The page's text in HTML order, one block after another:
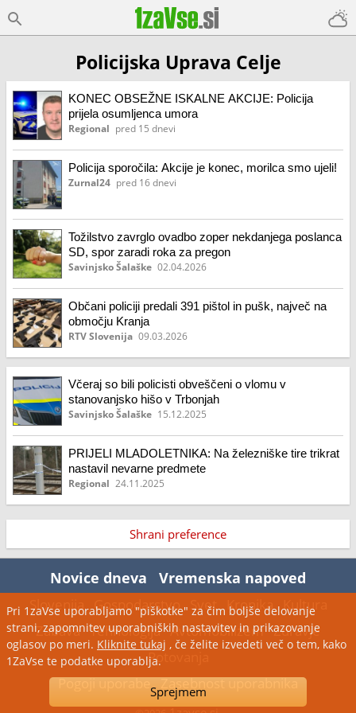
Policijska Uprava Celje
KONEC OBSEŽNE ISKALNE AKCIJE: Policija
prijela osumljenca umora
Regional pred 15 dnevi
Policija sporočila: Akcije je konec, morilca smo ujeli!
Zurnal24 pred 16 dnevi
Tožilstvo zavrglo ovadbo zoper nekdanjega poslanca
SD, spor zaradi roka za pregon
Savinjsko Šalaške 02.04.2026
Občani policiji predali 391 pištol in pušk, največ na
območju Kranja
RTV Slovenija 09.03.2026
Včeraj so bili policisti obveščeni o vlomu v
stanovanjsko hišo v Trbonjah
Savinjsko Šalaške 15.12.2025
PRIJELI MLADOLETNIKA: Na železniške tire trikrat
nastavil nevarne predmete
Regional 24.11.2025
Shrani preference
Novice dneva Vremenska napoved
Slovenija Gospodarstvo Svet Kronika Kultura
Zabava Tehnologija Avtomobilizem Zdravje
Potovanja
Pogoji uporabe Zasebnost uporabnika
Pri 1zaVse uporabljamo "piškotke" za čim boljše delovanje
strani, zapomnitev uporabniških nastavitev in prikazovanje
oglasov po meri. Kliknite tukaj , če želite izvedeti več o tem, kako
1ZaVse te podatke uporablja.
Sprejmem